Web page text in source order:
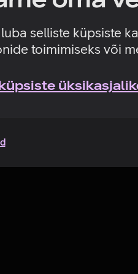
selliste küpsiste
toimimiseks või